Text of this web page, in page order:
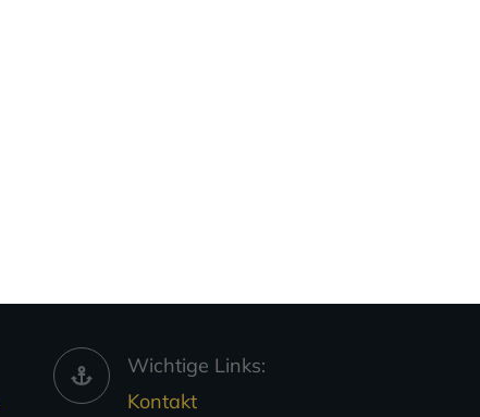
Wichtige Links:
Kontakt